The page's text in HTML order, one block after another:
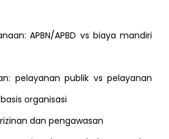
APBN/APBD vs biaya mandiri
pelayanan publik vs pelayanan
organisasi
dan pengawasan